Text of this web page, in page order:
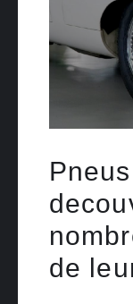
de